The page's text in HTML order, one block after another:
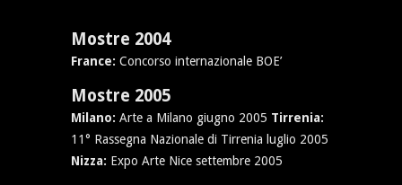
Mostre 2004
France: Concorso internazionale BOE’
Mostre 2005
Milano: Arte a Milano giugno 2005 Tirrenia:
11° Rassegna Nazionale di Tirrenia luglio 2005
Nizza: Expo Arte Nice settembre 2005